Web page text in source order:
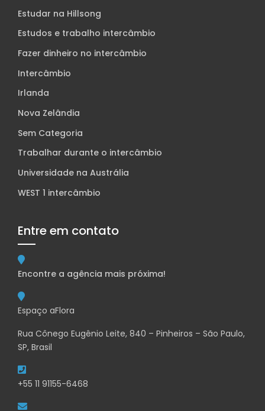
Estudar na Hillsong
Estudos e trabalho intercâmbio
Fazer dinheiro no intercâmbio
Intercâmbio
Irlanda
Nova Zelândia
Sem Categoria
Trabalhar durante o intercâmbio
Universidade na Austrália
WEST 1 intercâmbio
Entre em contato
Encontre a agência mais próxima!
Espaço aFlora
Rua Cônego Eugênio Leite, 840 – Pinheiros – São Paulo,
SP, Brasil
+55 11 91155-6468